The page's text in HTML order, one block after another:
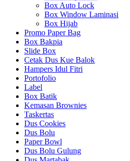
Box Auto Lock
Box Window Laminasi
Box Hijab
Promo Paper Bag
Box Bakpia
Slide Box
Cetak Dus Kue Balok
Hampers Idul Fitri
Portofolio
Label
Box Batik
Kemasan Brownies
Taskertas
Dus Cookies
Dus Bolu
Paper Bowl
Dus Bolu Gulung